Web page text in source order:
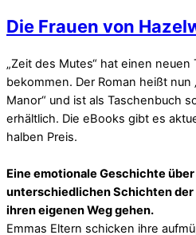
Die Frauen von
„Zeit des Mutes“ hat einen
bekommen. Der Roman heißt nun
Manor“ und ist als Taschenbuch
erhältlich. Die eBooks gibt es
halben Preis.
Eine emotionale Geschichte
unterschiedlichen Schichten
ihren eigenen Weg gehen.
Emmas Eltern schicken ihre